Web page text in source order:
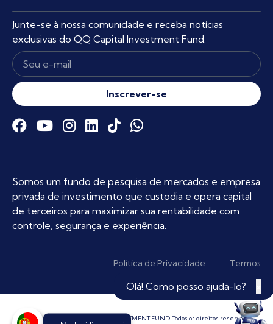
Olá! Como posso ajudá-lo?
Junte-se à nossa comunidade e receba notícias
exclusivas do QQ Capital Investment Fund.
Inscrever-se
Somos um fundo de pesquisa de mercados e empresa
privada de investimento que custodia e opera capital
de terceiros para maximizar sua rentabilidade com
controle, segurança e experiência.
Política de Privacidade Termos
Copyright © 2025 | QQ CAPITAL INVESTMENT FUND. Todos os direitos reservados.